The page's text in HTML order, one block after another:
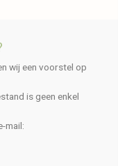
wij een voorstel op
is geen enkel
mail: